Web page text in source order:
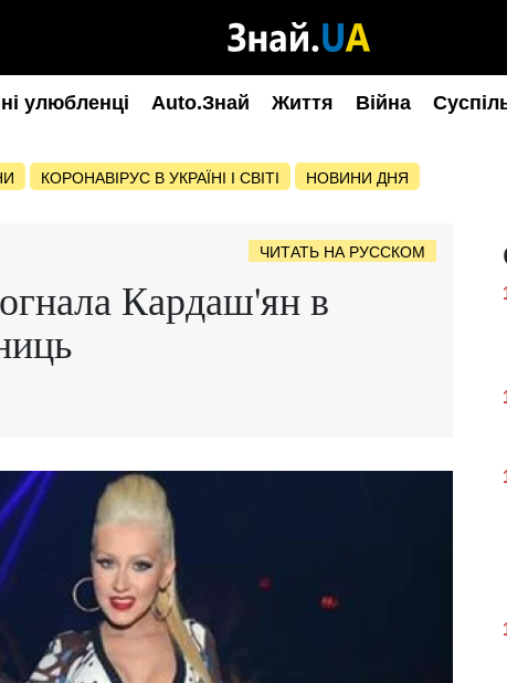
улюбленці Auto.Знай Життя Війна
КОРОНАВІРУС В УКРАЇНІ І СВІТІ НОВИНИ ДНЯ
ЧИТАТЬ НА РУССКОМ
Кардаш'ян в